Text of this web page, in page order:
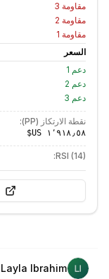
مقاومة 3
مقاومة 2
مقاومة 1
السعر
دعم 1
دعم 2
دعم 3
نقطة الارتكاز (PP):
RSI (14):
Layla Ibrahim